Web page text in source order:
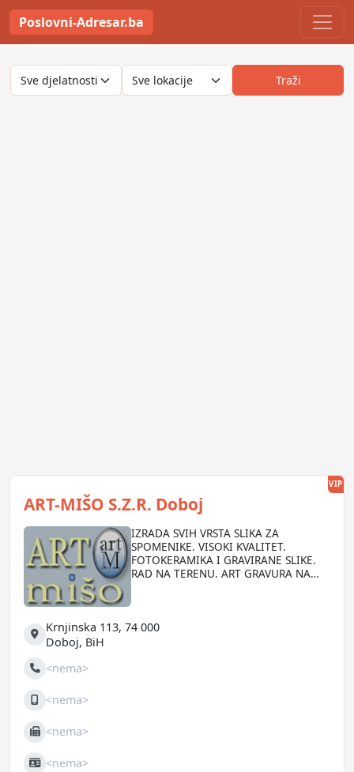
Poslovni-Adresar.ba
Traži
VIP
ART-MIŠO S.Z.R. Doboj
IZRADA SVIH VRSTA SLIKA ZA
SPOMENIKE. VISOKI KVALITET.
FOTOKERAMIKA I GRAVIRANE SLIKE.
RAD NA TERENU. ART GRAVURA NA
PODLOGE (KAMEN, STAKLO, DRVO...)
Adresa
Krnjinska 113, 74 000
Doboj, BiH
Telefon<nema>
Mobilni<nema>
Fax <nema>
<nema>